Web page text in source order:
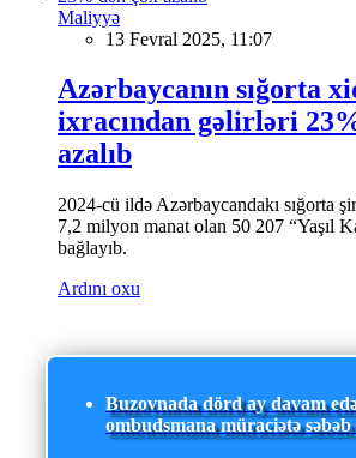
Maliyyə
13 Fevral 2025, 11:07
Azərbaycanın sığorta
ixracından gəlirləri
azalıb
2024-cü ildə Azərbaycandakı sığorta
7,2 milyon manat olan 50 207 “Yaşıl
bağlayıb.
Ardını oxu
Buzovnada dörd ay davam
ombudsmana müraciətə